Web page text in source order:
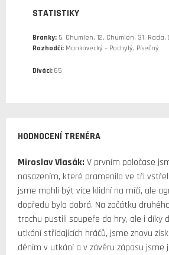
STATISTIKY
Branky: 5. Chumlen, 12. Chumlen, 31. Rada,
Rozhodčí: Mankovecký – Pochylý, Písečný
Diváci: 65
HODNOCENÍ TRENÉRA
Miroslav Vlasák: V prvním poločase
nasazením, které pramenilo ve tři
jsme mohli být více klidní na míči, ale
dopředu byla dobrá. Na začátku
trochu pustili soupeře do hry, ale i díky
utkání střídajících hráčů, jsme znovu
děním v utkání a v závěru zápasu jsme